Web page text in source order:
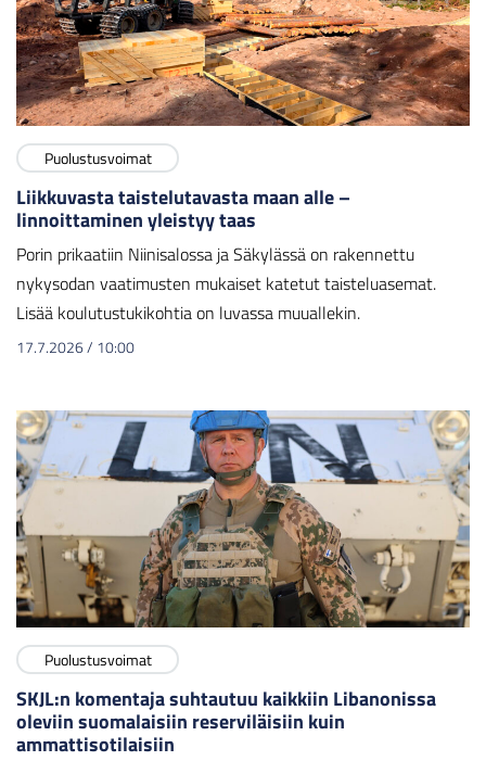
Puolustusvoimat
Liikkuvasta taistelutavasta maan alle –
linnoittaminen yleistyy taas
Porin prikaatiin Niinisalossa ja Säkylässä on rakennettu
nykysodan vaatimusten mukaiset katetut taisteluasemat.
Lisää koulutustukikohtia on luvassa muuallekin.
17.7.2026/ 10:00
Puolustusvoimat
SKJL:n komentaja suhtautuu kaikkiin Libanonissa
oleviin suomalaisiin reserviläisiin kuin
ammattisotilaisiin